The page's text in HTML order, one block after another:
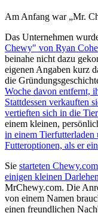
Am Anfang war „Mr.
Das Unternehmen
Chewy" von Ryan
beinahe nicht dazu
eigenen Angaben kurz
die
Woche davon entfernt,
Stattdessen verkauften
vertieften sich in die
einem kleinen,
in einem Tierfutterladen
Futteroptionen, als er
Sie starteten
einigen kleinen
MrChewy.com. Die
von einem Namen
einen freundlichen